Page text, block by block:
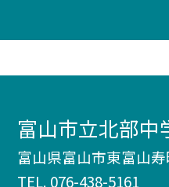
富山市立北部中
富山県富山市東富山
TEL. 076-438-5161